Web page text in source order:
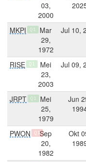
03,
2000
MKPI Q1
Mar
29,
1972
Jul 10,
RISE Q1
Mei
23,
2003
Jul 09,
JRPT Q1
Mei
25,
1979
Jun
PWON Q1Sep
20,
1982
Okt